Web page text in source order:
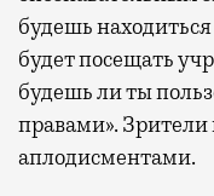
будешь
будет посещать
будешь ли ты
правами». Зрители
аплодисментами.